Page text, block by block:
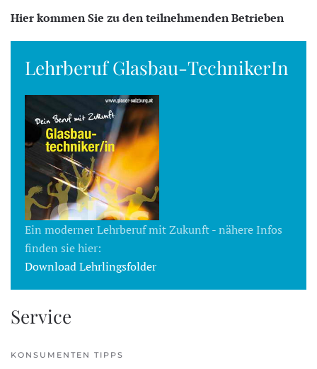
Hier kommen Sie zu den teilnehmenden Betrieben
Lehrberuf Glasbau-TechnikerIn
Ein moderner Lehrberuf mit Zukunft - nähere Infos
finden sie hier:
Download Lehrlingsfolder
Service
KONSUMENTEN TIPPS